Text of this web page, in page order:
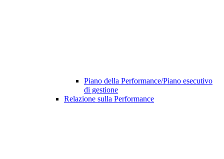
Piano della Performance/Piano esecutivo
di gestione
Relazione sulla Performance